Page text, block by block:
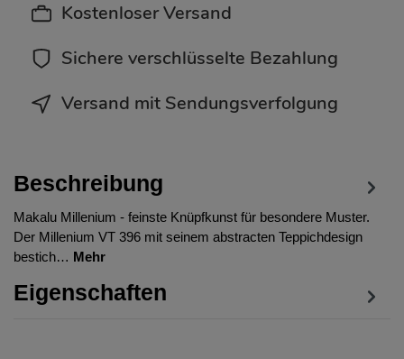
Kostenloser Versand
Sichere verschlüsselte Bezahlung
Versand mit Sendungsverfolgung
Beschreibung
Makalu Millenium - feinste Knüpfkunst für besondere Muster.
Der Millenium VT 396 mit seinem abstracten Teppichdesign
bestich… Mehr
Eigenschaften